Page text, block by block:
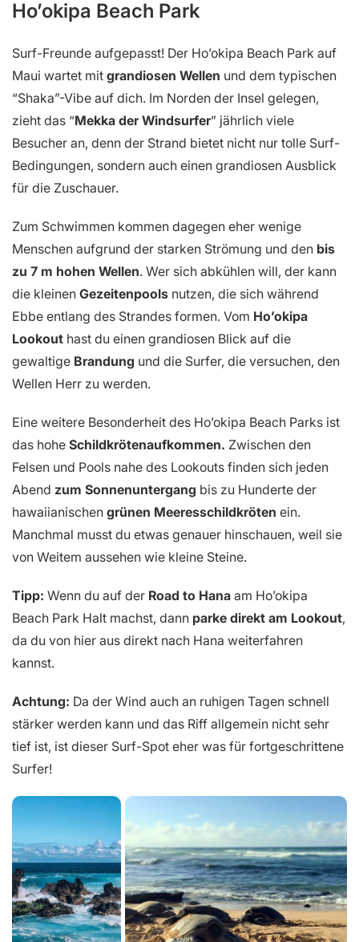
Ho’okipa Beach Park
Surf-Freunde aufgepasst! Der Ho’okipa Beach Park auf
Maui wartet mit grandiosen Wellen und dem typischen
“Shaka”-Vibe auf dich. Im Norden der Insel gelegen,
zieht das “Mekka der Windsurfer” jährlich viele
Besucher an, denn der Strand bietet nicht nur tolle Surf-
Bedingungen, sondern auch einen grandiosen Ausblick
für die Zuschauer.
Zum Schwimmen kommen dagegen eher wenige
Menschen aufgrund der starken Strömung und den bis
zu 7 m hohen Wellen. Wer sich abkühlen will, der kann
die kleinen Gezeitenpools nutzen, die sich während
Ebbe entlang des Strandes formen. Vom Ho’okipa
Lookout hast du einen grandiosen Blick auf die
gewaltige Brandung und die Surfer, die versuchen, den
Wellen Herr zu werden.
Eine weitere Besonderheit des Ho’okipa Beach Parks ist
das hohe Schildkrötenaufkommen. Zwischen den
Felsen und Pools nahe des Lookouts finden sich jeden
Abend zum Sonnenuntergang bis zu Hunderte der
hawaiianischen grünen Meeresschildkröten ein.
Manchmal musst du etwas genauer hinschauen, weil sie
von Weitem aussehen wie kleine Steine.
Tipp: Wenn du auf der Road to Hana am Ho’okipa
Beach Park Halt machst, dann parke direkt am Lookout,
da du von hier aus direkt nach Hana weiterfahren
kannst.
Achtung: Da der Wind auch an ruhigen Tagen schnell
stärker werden kann und das Riff allgemein nicht sehr
tief ist, ist dieser Surf-Spot eher was für fortgeschrittene
Surfer!